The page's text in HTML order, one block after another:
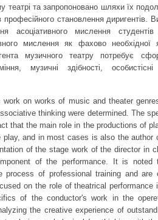
театрі та запропоновано шляхи їх
професійного становлення диригентів.
асоціативного мислення студентів
мислення як фахово необхідної
музичного театру потребує
музичні здібності, особистісні
on works of music and theater
thinking were determined. The
that the main role in the productions of
play, and in most cases is also the
of the stage work of the director in
of the performance. It is
of professional training and are
on the role of theatrical
of the conductor's work in the
the creative experience of